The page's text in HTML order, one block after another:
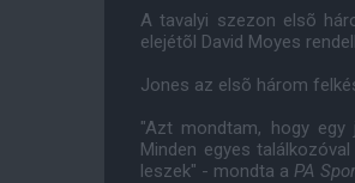
A tavalyi szezon elsõ
elejétõl David Moyes
Jones az elsõ három
"Azt mondtam, hogy
Minden egyes
leszek" - mondta a PA